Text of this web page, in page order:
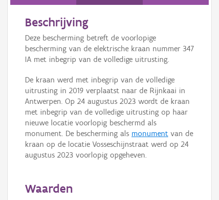
Beschrijving
Deze bescherming betreft de voorlopige
bescherming van de elektrische kraan nummer 347
IA met inbegrip van de volledige uitrusting.
De kraan werd met inbegrip van de volledige
uitrusting in 2019 verplaatst naar de Rijnkaai in
Antwerpen. Op 24 augustus 2023 wordt de kraan
met inbegrip van de volledige uitrusting op haar
nieuwe locatie voorlopig beschermd als
monument. De bescherming als monument van de
kraan op de locatie Vosseschijnstraat werd op 24
augustus 2023 voorlopig opgeheven.
Waarden